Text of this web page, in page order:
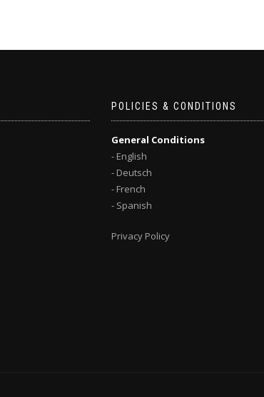
POLICIES & CONDITIONS
General Conditions
- English
- Deutsch
- French
- Spanish
Privacy Policy